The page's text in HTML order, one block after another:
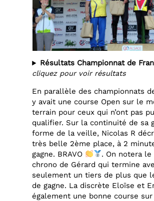
Résultats Championnat de
cliquez pour voir résultats
En parallèle des championnats
y avait une course Open sur le
terrain pour ceux qui n’ont pas
qualifier. Sur la continuité de sa
forme de la veille, Nicolas R
très belle 2ème place, à 2
gagne. BRAVO
. On notera le
chrono de Gérard qui termine
seulement un tiers de plus que
de gagne. La discrète Eloïse et
également une bonne course